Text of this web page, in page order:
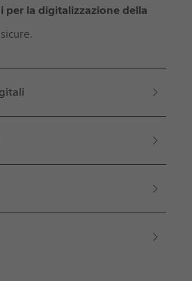
per la digitalizzazione della